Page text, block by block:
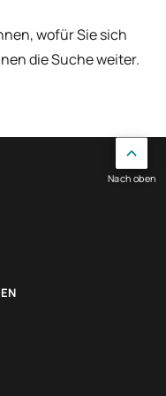
wofür Sie sich
die Suche weiter.
Nach oben